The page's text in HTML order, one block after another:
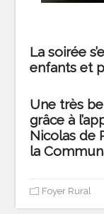
La soirée
enfants et
Une très
grâce à
Nicolas de
la
Foyer Rural